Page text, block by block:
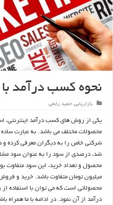
نحوه کسب درآمد با
بازاریابی,حمید رابعی
یکی از روش های کسب درآمد
محصولات مختلف می باشد. به عبارت
شرکتی خاص را به دیگران معرفی کرده و
شد، درصدی از سود را به عنوان سود
محصول و تعداد خرید، این سود متفاوت
میلیون تومان متفاوت باشد. خرید و
محصولاتی است که می توان با